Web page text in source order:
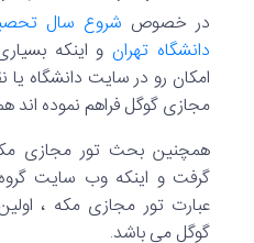
در خصوص شروع سال
دانشگاه تهرانو اینکه
امکان رو در سایت دانشگاه
مجازی گوگل فراهم نموده
همچنین بحث تور مجازی
گرفت و اینکه وب سایت گروه
عبارت تور مجازی مکه ،
گوگل می باشد.